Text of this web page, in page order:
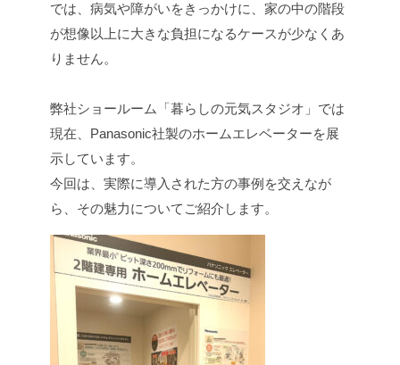
では、病気や障がいをきっかけに、家の中の階段
が想像以上に大きな負担になるケースが少なくあ
りません。
弊社ショールーム「暮らしの元気スタジオ」では
現在、Panasonic社製のホームエレベーターを展
示しています。
今回は、実際に導入された方の事例を交えなが
ら、その魅力についてご紹介します。